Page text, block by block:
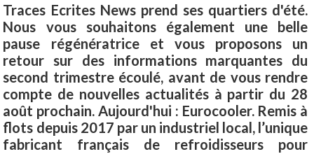
Traces Ecrites News prend ses quartiers d'été.
Nous vous souhaitons également une belle
pause régénératrice et vous proposons un
retour sur des informations marquantes du
second trimestre écoulé, avant de vous rendre
compte de nouvelles actualités à partir du 28
août prochain. Aujourd'hui : Eurocooler. Remis à
flots depuis 2017 par un industriel local, l’unique
fabricant français de refroidisseurs pour